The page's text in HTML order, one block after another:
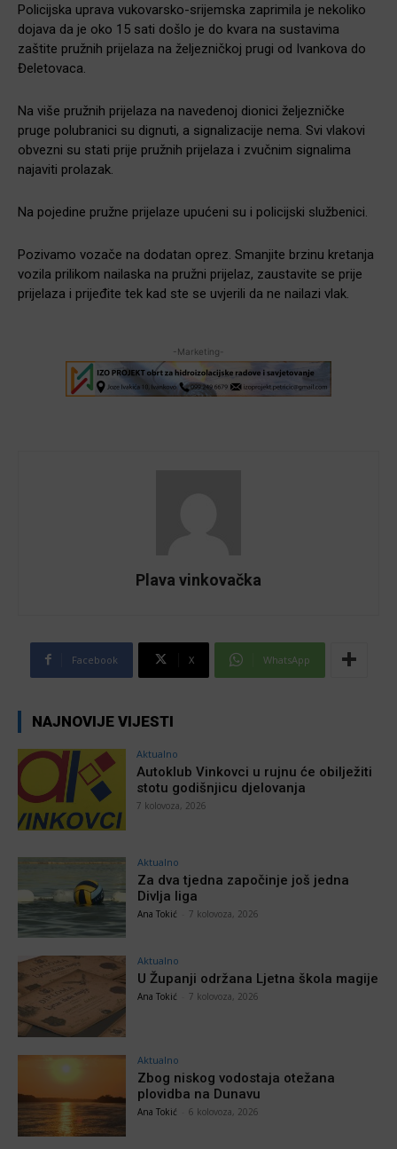
Policijska uprava vukovarsko-srijemska zaprimila je nekoliko
dojava da je oko 15 sati došlo je do kvara na sustavima
zaštite pružnih prijelaza na željezničkoj prugi od Ivankova do
Đeletovaca.
Na više pružnih prijelaza na navedenoj dionici željezničke
pruge polubranici su dignuti, a signalizacije nema. Svi vlakovi
obvezni su stati prije pružnih prijelaza i zvučnim signalima
najaviti prolazak.
Na pojedine pružne prijelaze upućeni su i policijski službenici.
Pozivamo vozače na dodatan oprez. Smanjite brzinu kretanja
vozila prilikom nailaska na pružni prijelaz, zaustavite se prije
prijelaza i prijeđite tek kad ste se uvjerili da ne nailazi vlak.
-Marketing-
Plava vinkovačka
Facebook X WhatsApp
NAJNOVIJE VIJESTI
Aktualno
Autoklub Vinkovci u rujnu će obilježiti
stotu godišnjicu djelovanja
7 kolovoza, 2026
Aktualno
Za dva tjedna započinje još jedna
Divlja liga
Ana Tokić 7 kolovoza, 2026
Aktualno
U Županji održana Ljetna škola magije
Ana Tokić 7 kolovoza, 2026
Aktualno
Zbog niskog vodostaja otežana
plovidba na Dunavu
Ana Tokić 6 kolovoza, 2026